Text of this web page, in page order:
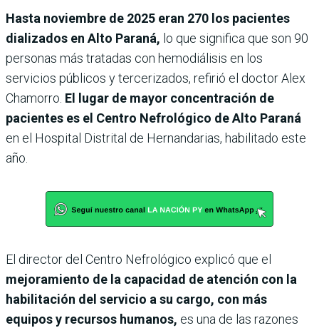
Hasta noviembre de 2025 eran 270 los pacientes
dializados en Alto Paraná, lo que significa que son 90
personas más tratadas con hemodiálisis en los
servicios públicos y tercerizados, refirió el doctor Alex
Chamorro. El lugar de mayor concentración de
pacientes es el Centro Nefrológico de Alto Paraná
en el Hospital Distrital de Hernandarias, habilitado este
año.
El director del Centro Nefrológico explicó que el
mejoramiento de la capacidad de atención con la
habilitación del servicio a su cargo, con más
equipos y recursos humanos, es una de las razones